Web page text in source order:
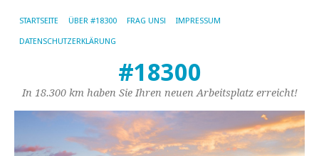
STARTSEITE ÜBER #18300 FRAG UNS! IMPRESSUM
DATENSCHUTZERKLÄRUNG
#18300
In 18.300 km haben Sie Ihren neuen Arbeitsplatz erreicht!